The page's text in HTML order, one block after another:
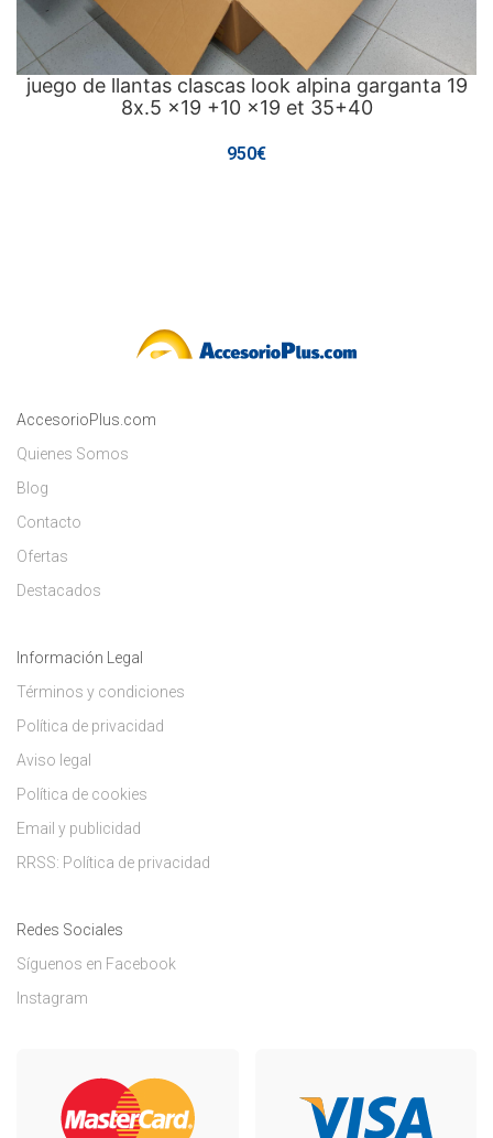
juego de llantas clascas look alpina garganta 19
8x.5 x19 +10 x19 et 35+40
950€
AccesorioPlus.com
Quienes Somos
Blog
Contacto
Ofertas
Destacados
Información Legal
Términos y condiciones
Política de privacidad
Aviso legal
Política de cookies
Email y publicidad
RRSS: Política de privacidad
Redes Sociales
Síguenos en Facebook
Instagram